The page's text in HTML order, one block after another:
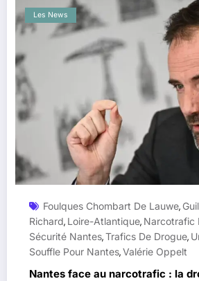
Les News
Foulques Chombart De Lauwe,
Richard, Loire-Atlantique, Narcotrafic
Sécurité Nantes,Trafics De Drogue,
Souffle Pour Nantes,Valérie Oppelt
Nantes face au narcotrafic : la